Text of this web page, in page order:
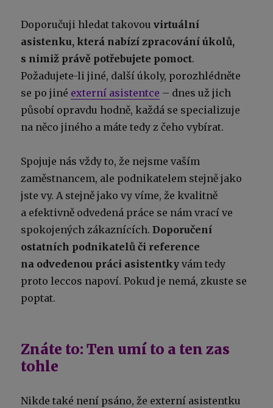
Doporučuji hledat takovouvirtuální
asistenku, která nabízí zpracování úkolů,
s nimiž právě potřebujete pomoct.
Požadujete-li jiné, další úkoly, porozhlédněte
se po jiné externí asistentce – dnes už jich
působí opravdu hodně, každá se specializuje
na něco jiného a máte tedy z čeho vybírat.
Spojuje nás vždy to, že nejsme vaším
zaměstnancem, ale podnikatelem stejně jako
jste vy. A stejně jako vy víme, že kvalitně
a efektivně odvedená práce se nám vrací ve
spokojených zákaznících.Doporučení
ostatních podnikatelů či reference
na odvedenou práci asistentky vám tedy
proto leccos napoví. Pokud je nemá, zkuste se
poptat.
Znáte to: Ten umí to a ten zas
tohle
Nikde také není psáno, že externí asistentku